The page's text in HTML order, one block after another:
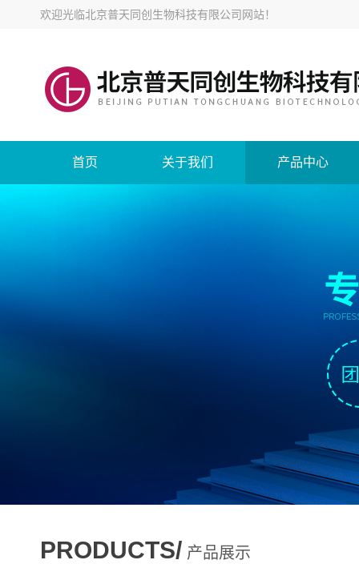
欢迎光临北京普天同创生物科技有限公司网站！
首页 关于我们 产品中心
PRODUCTS/ 产品展示